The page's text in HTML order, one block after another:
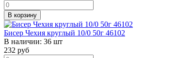
В корзину
Бисер Чехия круглый 10/0 50г 46102
В наличии: 36 шт
232 руб